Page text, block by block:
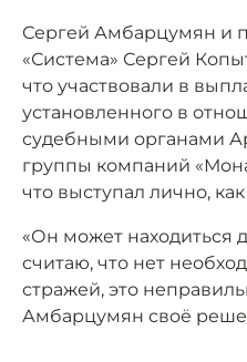
Сергей Амбарцумян и
«Система» Сергей
что участвовали в
установленного в
судебными органами
группы компаний
что выступал лично,
«Он может находиться
считаю, что нет
стражей, это
Амбарцумян своё